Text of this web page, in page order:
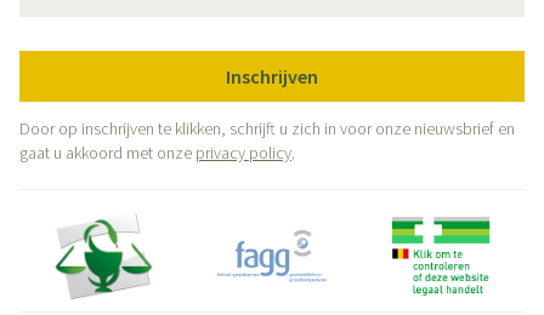
Inschrijven
Door op inschrijven te klikken, schrijft u zich in voor onze nieuwsbrief en
gaat u akkoord met onze privacy policy.